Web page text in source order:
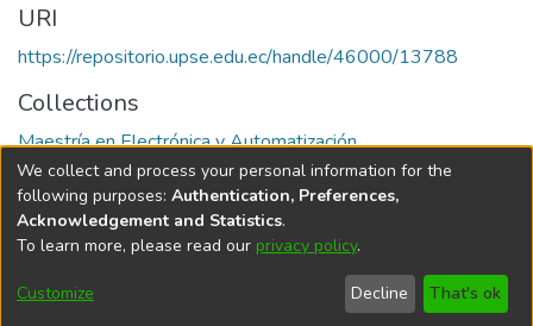
URI
https://repositorio.upse.edu.ec/handle/46000/13788
Collections
Maestría en Electrónica y Automatización
Full item page
DSpace softwarecopyright © 2002-2026
Cookie
End User
Agreement
Send
Feedback
We collect and process your personal information for the
following purposes: Authentication, Preferences,
Acknowledgement and Statistics.
To learn more, please read our privacy policy.
Customize Decline That's ok